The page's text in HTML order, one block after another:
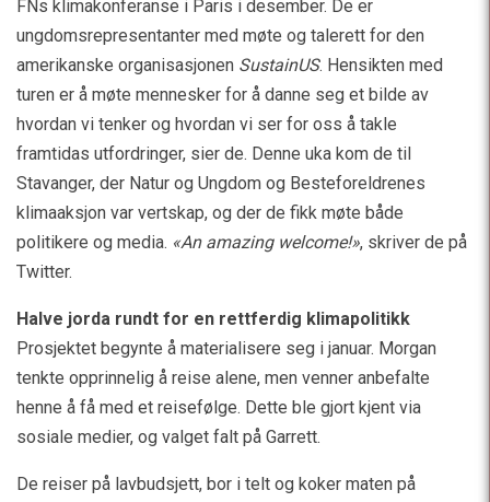
FNs klimakonferanse i Paris i desember. De er
ungdomsrepresentanter med møte og talerett for den
amerikanske organisasjonen SustainUS. Hensikten med
turen er å møte mennesker for å danne seg et bilde av
hvordan vi tenker og hvordan vi ser for oss å takle
framtidas utfordringer, sier de. Denne uka kom de til
Stavanger, der Natur og Ungdom og Besteforeldrenes
klimaaksjon var vertskap, og der de fikk møte både
politikere og media. «An amazing welcome!», skriver de på
Twitter.
Halve jorda rundt for en rettferdig klimapolitikk
Prosjektet begynte å materialisere seg i januar. Morgan
tenkte opprinnelig å reise alene, men venner anbefalte
henne å få med et reisefølge. Dette ble gjort kjent via
sosiale medier, og valget falt på Garrett.
De reiser på lavbudsjett, bor i telt og koker maten på